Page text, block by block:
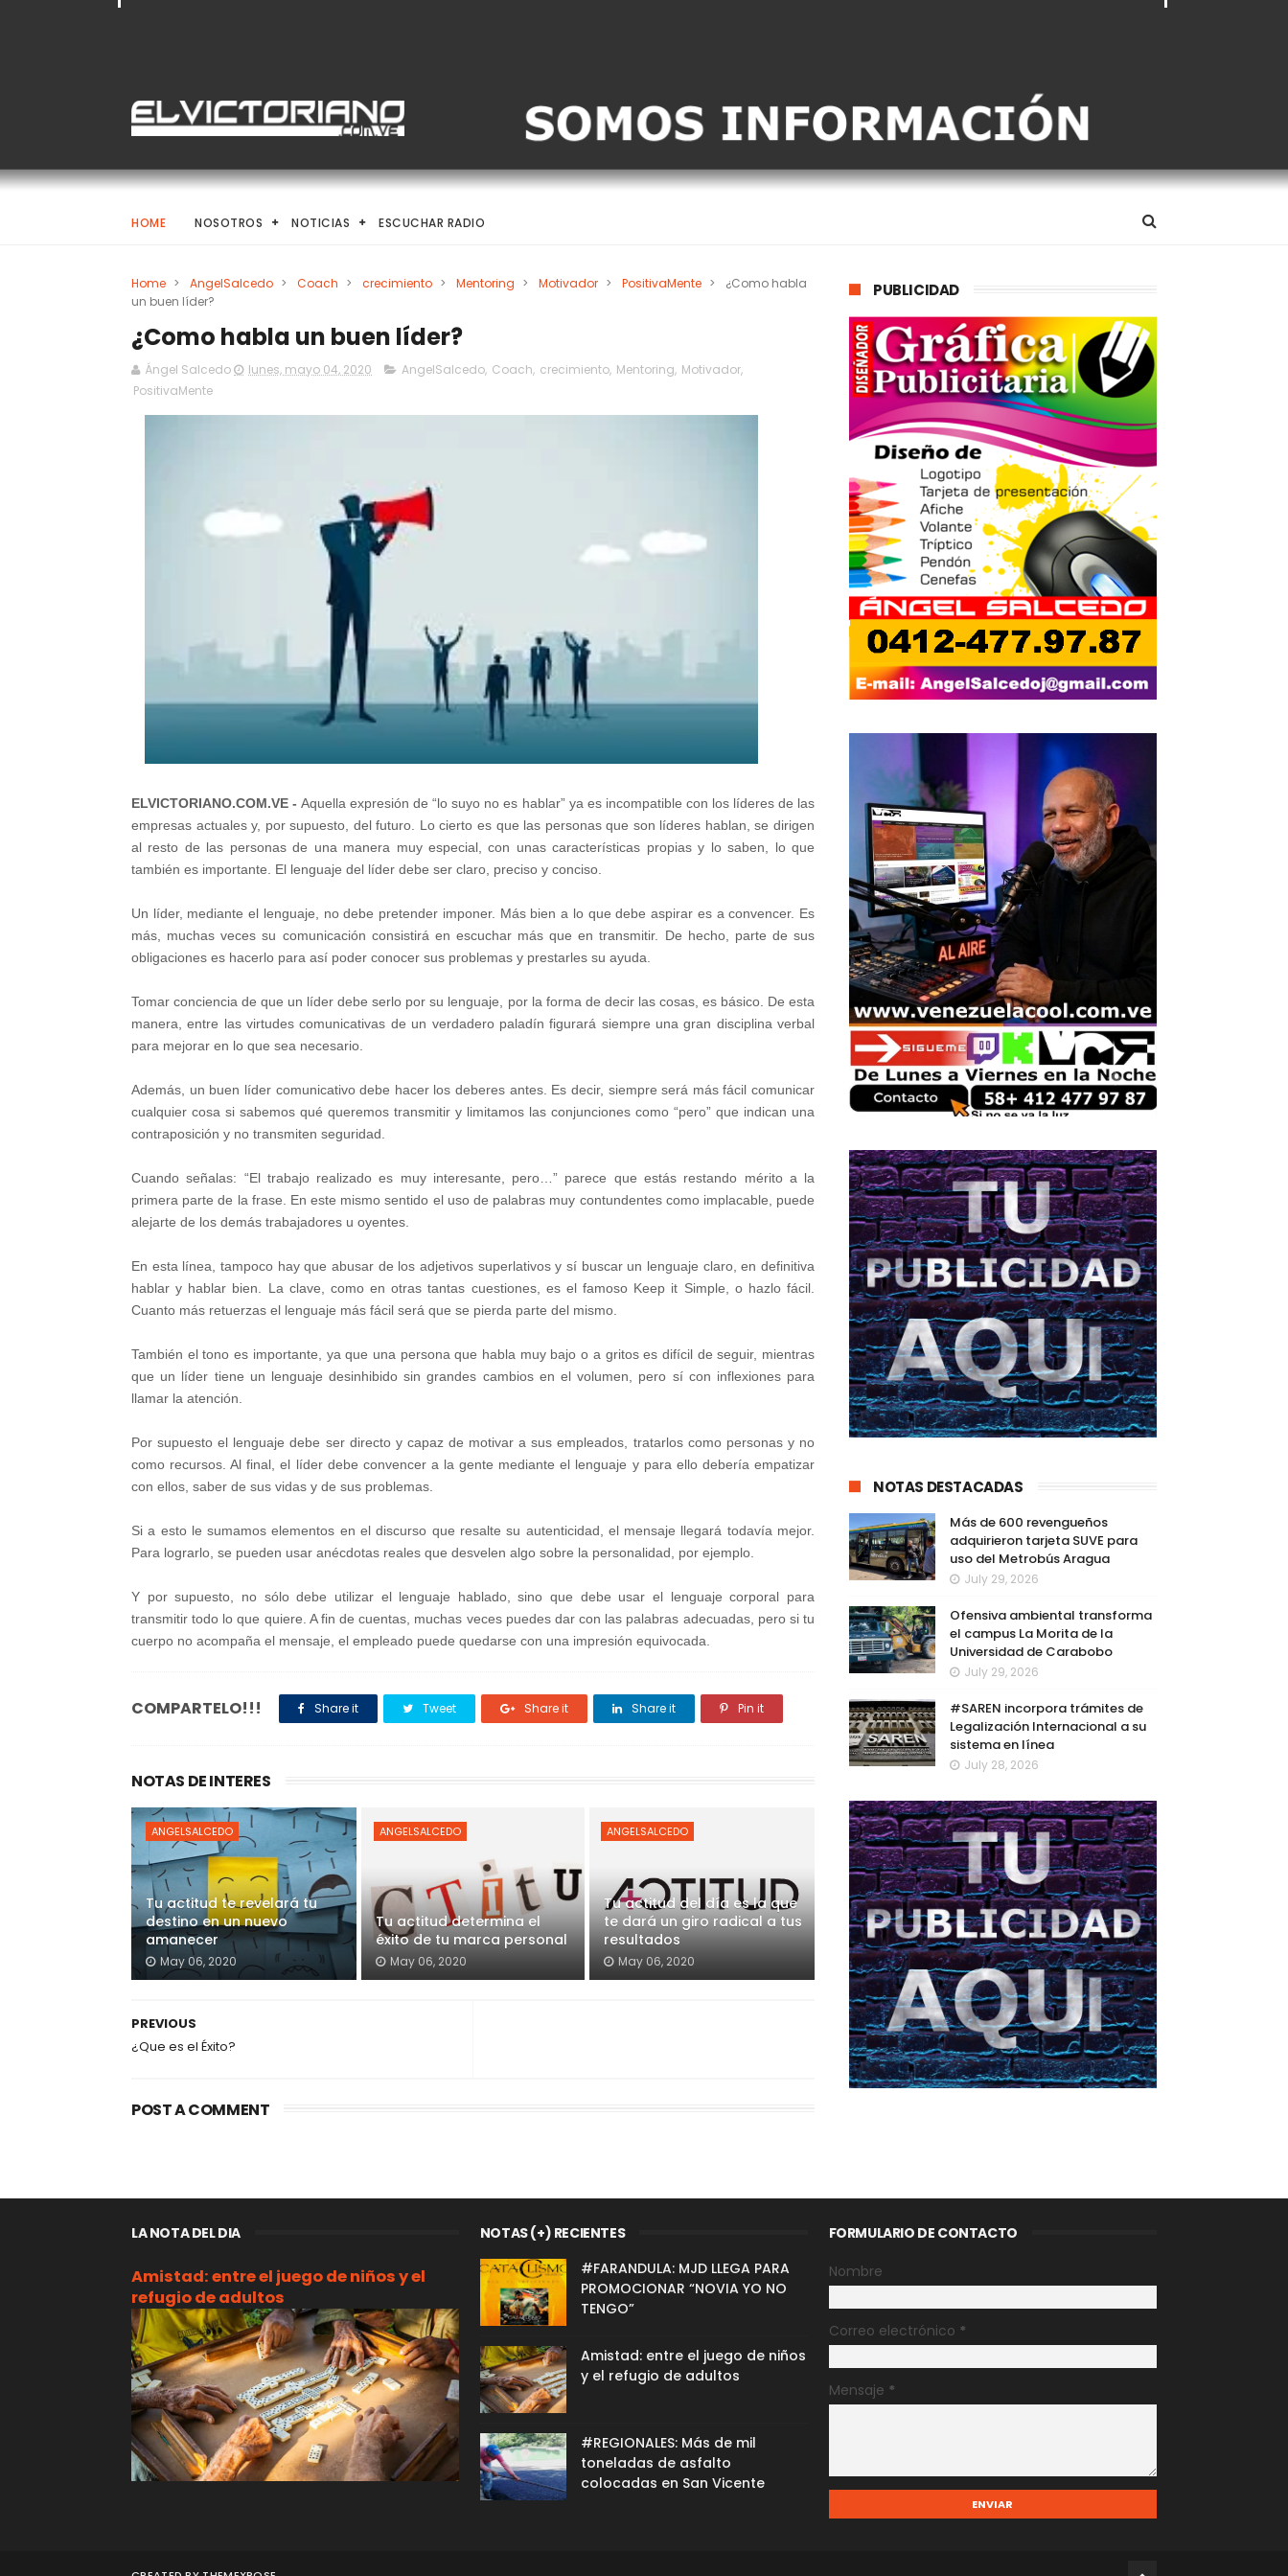
HOME NOSOTROS NOTICIAS ESCUCHAR RADIO
Home > AngelSalcedo > Coach > crecimiento > Mentoring > Motivador > PositivaMente >
¿Como habla
un buen líder?
¿Como habla un buen líder?
Ángel Salcedo lunes, mayo 04, 2020 AngelSalcedo, Coach, crecimiento, Mentoring, Motivador,
PositivaMente
ELVICTORIANO.COM.VE -Aquella expresión de “lo suyo no es hablar” ya es incompatible con los líderes de las
empresas actuales y, por supuesto, del futuro. Lo cierto es que las personas que son líderes hablan, se dirigen
al resto de las personas de una manera muy especial, con unas características propias y lo saben, lo que
también es importante. El lenguaje del líder debe ser claro, preciso y conciso.
Un líder, mediante el lenguaje, no debe pretender imponer. Más bien a lo que debe aspirar es a convencer. Es
más, muchas veces su comunicación consistirá en escuchar más que en transmitir. De hecho, parte de sus
obligaciones es hacerlo para así poder conocer sus problemas y prestarles su ayuda.
Tomar conciencia de que un líder debe serlo por su lenguaje, por la forma de decir las cosas, es básico. De esta
manera, entre las virtudes comunicativas de un verdadero paladín figurará siempre una gran disciplina verbal
para mejorar en lo que sea necesario.
Además, un buen líder comunicativo debe hacer los deberes antes. Es decir, siempre será más fácil comunicar
cualquier cosa si sabemos qué queremos transmitir y limitamos las conjunciones como “pero” que indican una
contraposición y no transmiten seguridad.
Cuando señalas: “El trabajo realizado es muy interesante, pero…” parece que estás restando mérito a la
primera parte de la frase. En este mismo sentido el uso de palabras muy contundentes como implacable, puede
alejarte de los demás trabajadores u oyentes.
En esta línea, tampoco hay que abusar de los adjetivos superlativos y sí buscar un lenguaje claro, en definitiva
hablar y hablar bien. La clave, como en otras tantas cuestiones, es el famoso Keep it Simple, o hazlo fácil.
Cuanto más retuerzas el lenguaje más fácil será que se pierda parte del mismo.
También el tono es importante, ya que una persona que habla muy bajo o a gritos es difícil de seguir, mientras
que un líder tiene un lenguaje desinhibido sin grandes cambios en el volumen, pero sí con inflexiones para
llamar la atención.
Por supuesto el lenguaje debe ser directo y capaz de motivar a sus empleados, tratarlos como personas y no
como recursos. Al final, el líder debe convencer a la gente mediante el lenguaje y para ello debería empatizar
con ellos, saber de sus vidas y de sus problemas.
Si a esto le sumamos elementos en el discurso que resalte su autenticidad, el mensaje llegará todavía mejor.
Para lograrlo, se pueden usar anécdotas reales que desvelen algo sobre la personalidad, por ejemplo.
Y por supuesto, no sólo debe utilizar el lenguaje hablado, sino que debe usar el lenguaje corporal para
transmitir todo lo que quiere. A fin de cuentas, muchas veces puedes dar con las palabras adecuadas, pero si tu
cuerpo no acompaña el mensaje, el empleado puede quedarse con una impresión equivocada.
COMPARTELO!!! Share it Tweet Share it Share it Pin it
NOTAS DE INTERES
ANGELSALCEDO
Tu actitud te revelará tu
destino en un nuevo
amanecer
May 06, 2020
ANGELSALCEDO
Tu actitud determina el
éxito de tu marca personal
May 06, 2020
ANGELSALCEDO
Tu actitud del día es la que
te dará un giro radical a tus
resultados
May 06, 2020
PREVIOUS
¿Que es el Éxito?
POST A COMMENT
PUBLICIDAD
NOTAS DESTACADAS
Más de 600 revengueños
adquirieron tarjeta SUVE para
uso del Metrobús Aragua
July 29, 2026
Ofensiva ambiental transforma
el campus La Morita de la
Universidad de Carabobo
July 29, 2026
#SAREN incorpora trámites de
Legalización Internacional a su
sistema en línea
July 28, 2026
LA NOTA DEL DIA
Amistad: entre el juego de niños y el
refugio de adultos
NOTAS (+) RECIENTES
#FARANDULA: MJD LLEGA PARA
PROMOCIONAR “NOVIA YO NO
TENGO”
Amistad: entre el juego de niños
y el refugio de adultos
#REGIONALES: Más de mil
toneladas de asfalto
colocadas en San Vicente
FORMULARIO DE CONTACTO
Nombre
Correo electrónico *
Mensaje *